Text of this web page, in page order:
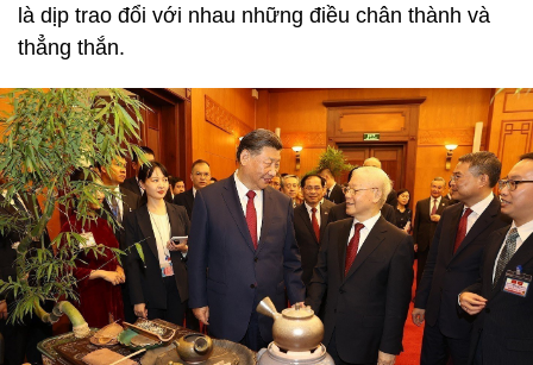
là dịp trao đổi với nhau những điều chân thành và
thẳng thắn.